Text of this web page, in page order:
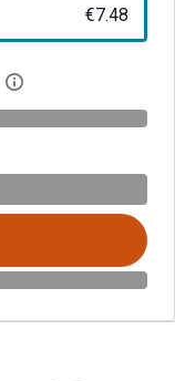
€7.48
Abre el cuadro de